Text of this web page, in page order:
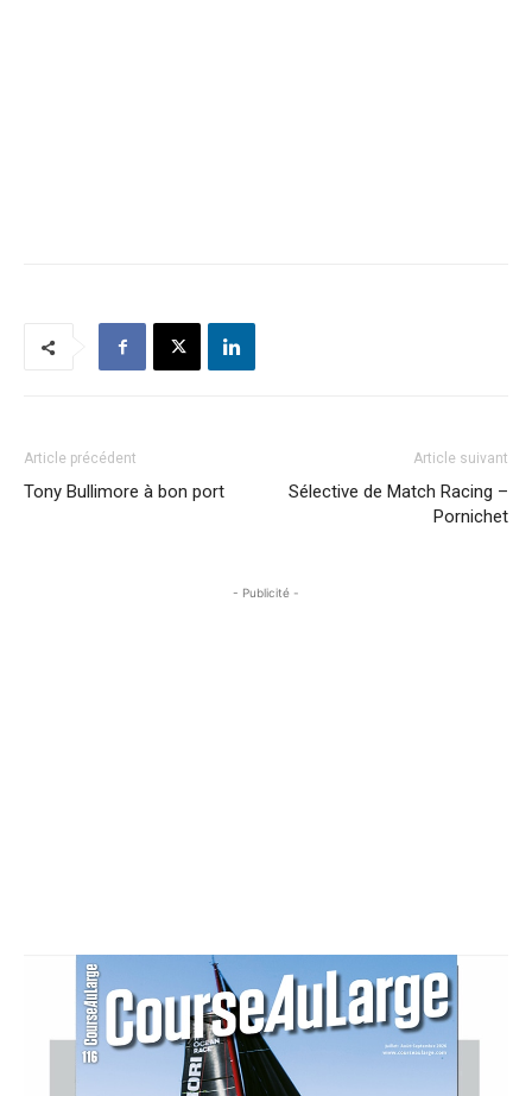
Article précédent
Tony Bullimore à bon port
Article suivant
Sélective de Match Racing –
Pornichet
- Publicité -